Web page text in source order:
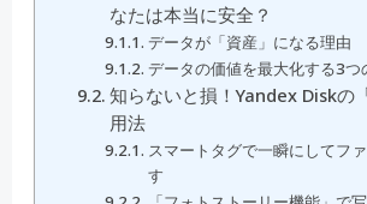
なたは本当に安全？
データが「資産」になる理由
データの価値を最大化する3つ
知らないと損！Yandex Diskの
用法
スマートタグで一瞬にしてフ
す